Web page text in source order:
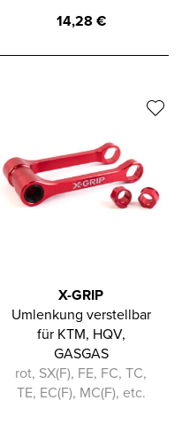
14,28 €
X-GRIP
Umlenkung verstellbar
für KTM, HQV,
GASGAS
rot, SX(F), FE, FC, TC,
TE, EC(F), MC(F), etc.